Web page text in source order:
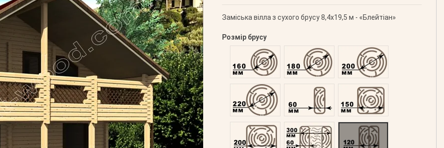
Заміська вілла з сухого брусу 8,4х19,5 м - «Блейтіан»
Розмір брусу
Оциліндрований 160Оциліндрований 180Оциліндрований 200
Оциліндрований 220Профільований 60Профільований 150
Профільований 200Подвійний 300 Клеєний 120